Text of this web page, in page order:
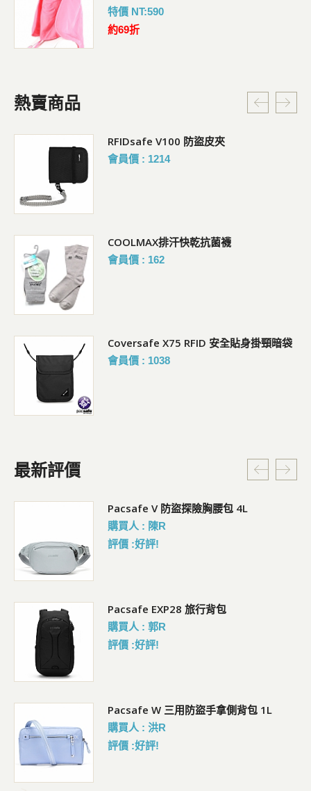
特價 NT:590
約69折
熱賣商品
RFIDsafe V100 防盜皮夾
會員價 : 1214
COOLMAX排汗快乾抗菌襪
會員價 : 162
Coversafe X75 RFID 安全貼身掛頸暗袋
會員價 : 1038
最新評價
Pacsafe V 防盜探險胸腰包 4L
購買人 : 陳R
評價 :好評!
Pacsafe EXP28 旅行背包
購買人 : 郭R
評價 :好評!
Pacsafe W 三用防盜手拿側背包 1L
購買人 : 洪R
評價 :好評!